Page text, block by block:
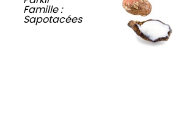
Famille :
Sapotacées